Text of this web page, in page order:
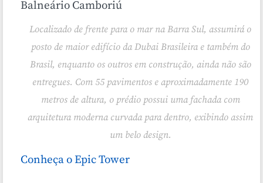
Localizado de frente para o mar na Barra Sul, assumirá o
posto de maior edifício da Dubai Brasileira e também do
Brasil, enquanto os outros em construção, ainda não são
entregues. Com 55 pavimentos e aproximadamente 190
metros de altura, o prédio possui uma fachada com
arquitetura moderna curvada para dentro, exibindo assim
um belo design.
Conheça o Epic Tower